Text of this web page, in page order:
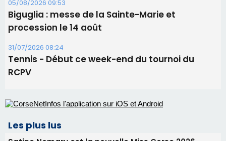
06/08/2026 15:25
Corte – L’association A Nuciola organise une
projection sous les étoiles
06/08/2026 15:04
Alata - Soirée Tango Argentin au stade de San
Benedetto
Biguglia : messe de la Sainte-Marie et
procession le 14 août